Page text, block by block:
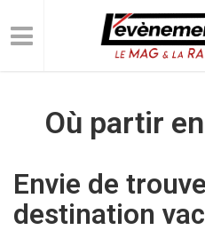
Où partir
Envie de
destination